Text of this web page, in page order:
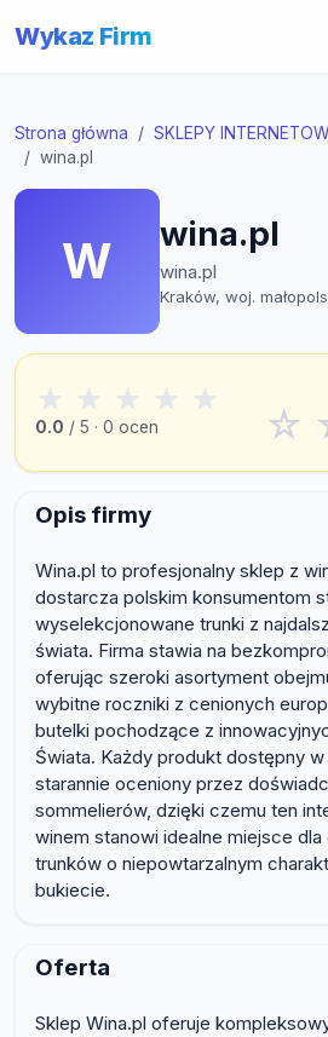
Wykaz Firm
Strona główna SKLEPY
wina.pl
W wina.pl
wina.pl
Kraków, woj.
★ ★ ★ ★ ★
0.0 / 5 · 0 ocen ☆
Opis firmy
Wina.pl to profesjonalny sklep z
dostarcza polskim konsumentom
wyselekcjonowane trunki z
świata. Firma stawia na
oferując szeroki asortyment
wybitne roczniki z cenionych
butelki pochodzące z
Świata. Każdy produkt dostępny
starannie oceniony przez
sommelierów, dzięki czemu ten
winem stanowi idealne miejsce
trunków o niepowtarzalnym
bukiecie.
Oferta
Sklep Wina.pl oferuje